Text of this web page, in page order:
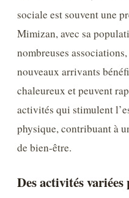
sociale est souvent une
Mimizan, avec sa
nombreuses
nouveaux arrivants
chaleureux et peuvent
activités qui stimulent
physique, contribuant à
de bien-être.
Des activités